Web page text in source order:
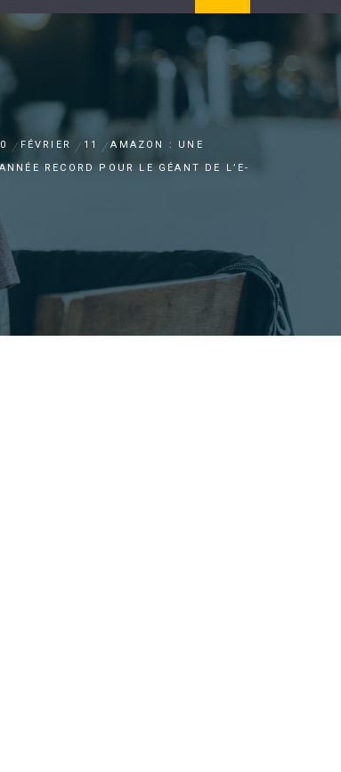
FÉVRIER 11
AMAZON : UNE
RECORD POUR LE GÉANT DE L’E-